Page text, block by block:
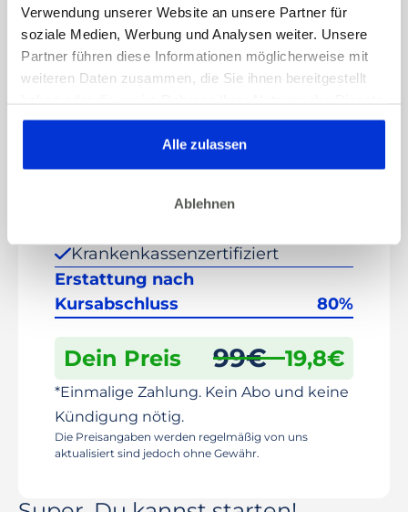
Verwendung unserer Website an unsere Partner für
soziale Medien, Werbung und Analysen weiter. Unsere
Partner führen diese Informationen möglicherweise mit
weiteren Daten zusammen, die Sie ihnen bereitgestellt
gesammelt haben. Dies gilt auch für Gesundheitsdaten,
die gegebenenfalls für die Kursdurchführung erhoben
werden.
Alle zulassen
Ablehnen
Deine TK übernimmt 80% der
Kursgebührennach Kursabschluss! Sichere
Dir jetzt Deinen Kurs und tu etwas Gutes für
8-Wochen-Onlinekurs*
Krankenkassenzertifiziert
Erstattung nach
Kursabschluss
80%
Dein Preis 99€ 19,8€
*Einmalige Zahlung. Kein Abo und keine
Kündigung nötig.
Die Preisangaben werden regelmäßig von uns
aktualisiert sind jedoch ohne Gewähr.